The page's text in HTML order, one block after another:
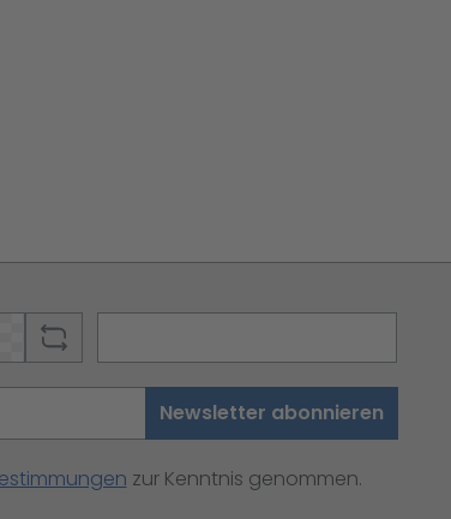
Newsletter abonnieren
zur Kenntnis genommen.